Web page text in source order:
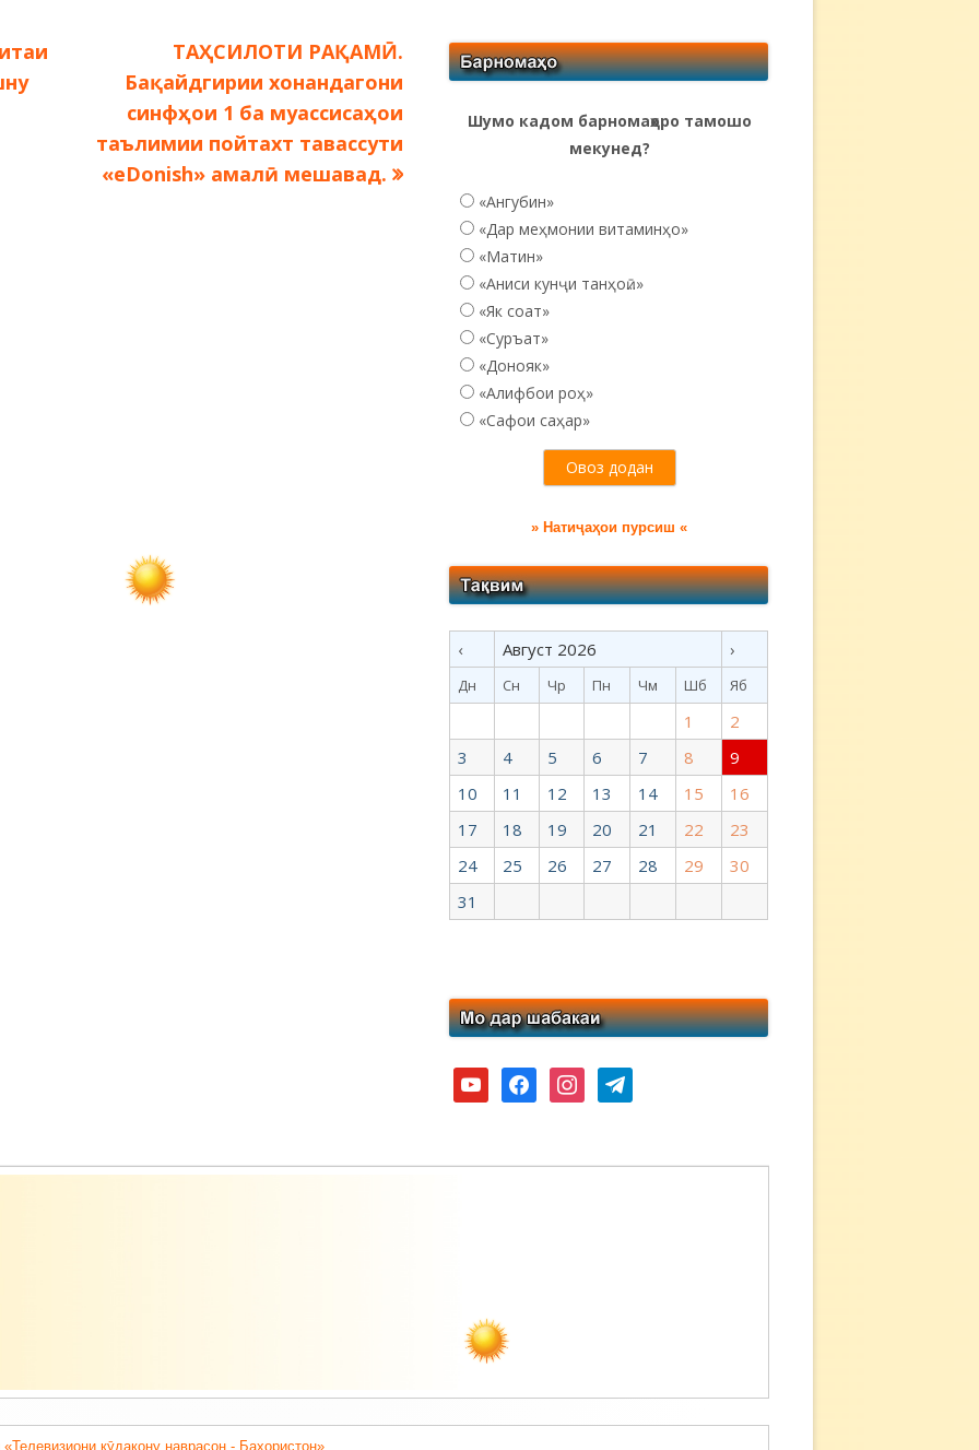
Следующая
запись:
ТАҲСИЛОТИ РАҚАМӢ.
Бақайдгирии хонандагони
синфҳои 1 ба муассисаҳои
таълимии пойтахт тавассути
«eDonish» амалӣ мешавад.
Шумо кадом барномаҳоро тамошо
мекунед?
«Ангубин»
«Дар меҳмонии витаминҳо»
«Матин»
«Аниси кунҷи танҳоӣ...»
«Як соат»
«Суръат»
«Донояк»
«Алифбои роҳ»
«Сафои саҳар»
» Натиҷаҳои пурсиш «
‹ Август 2026 ›
Дн Сн Чр Пн Чм Шб Яб
1
2
3
4 5 6 7 8
9
10
11 12 13 14 15
16
17
18 19 20 21 22
23
24
25 26 27 28 29
30
31
youtubefacebookinstagramtelegram
кӯдакону наврасон - Баҳористон».